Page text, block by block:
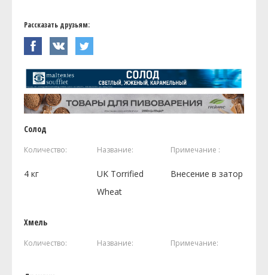
Рассказать друзьям:
Солод
Количество: Название: Примечание :
4 кг
UK Torrified
Wheat
Внесение в затор
Хмель
Количество: Название: Примечание: